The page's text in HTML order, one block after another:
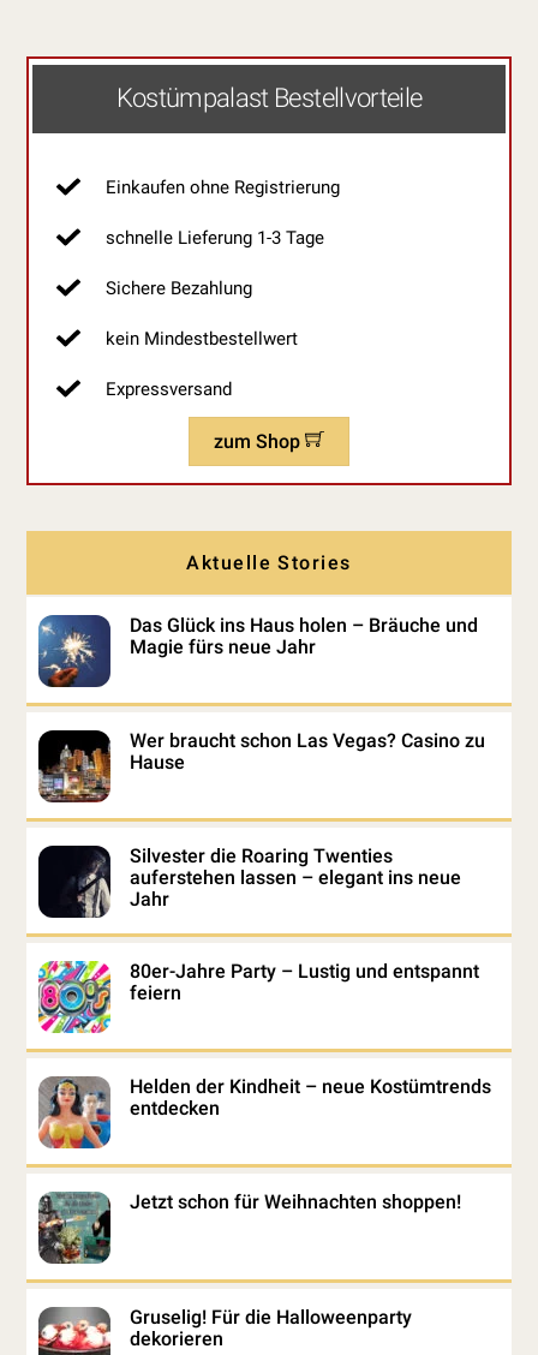
Kostümpalast Bestellvorteile
Einkaufen ohne Registrierung
schnelle Lieferung 1-3 Tage
Sichere Bezahlung
kein Mindestbestellwert
Expressversand
zum Shop
Aktuelle Stories
Das Glück ins Haus holen – Bräuche und
Magie fürs neue Jahr
Wer braucht schon Las Vegas? Casino zu
Hause
Silvester die Roaring Twenties
auferstehen lassen – elegant ins neue
Jahr
80er-Jahre Party – Lustig und entspannt
feiern
Helden der Kindheit – neue Kostümtrends
entdecken
Jetzt schon für Weihnachten shoppen!
Gruselig! Für die Halloweenparty
dekorieren